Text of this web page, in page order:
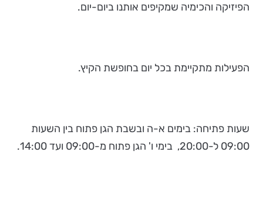
הפיזיקה והכימיה שמקיפים אותנו ביום-יום.
הפעילות מתקיימת בכל יום בחופשת הקיץ.
שעות פתיחה: בימים א-ה ובשבת הגן פתוח בין השעות
09:00 ל-20:00, בימי ו' הגן פתוח מ-09:00 ועד 14:00.